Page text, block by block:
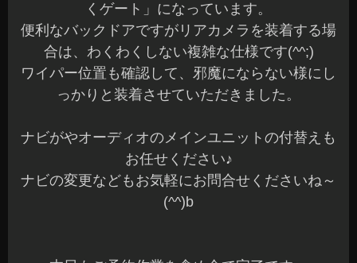
くゲート」になっています。
便利なバックドアですがリアカメラを装着する場
合は、わくわくしない複雑な仕様です(^^;)
ワイパー位置も確認して、邪魔にならない様にし
っかりと装着させていただきました。
ナビがやオーディオのメインユニットの付替えも
お任せください♪
ナビの変更などもお気軽にお問合せくださいね～
(^^)b